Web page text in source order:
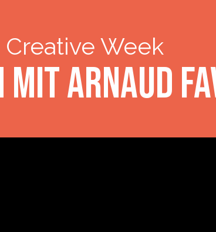
Creative Week
Arnaud